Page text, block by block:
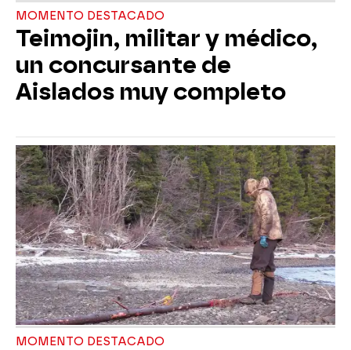
MOMENTO DESTACADO
Teimojin, militar y médico,
un concursante de
Aislados muy completo
MOMENTO DESTACADO